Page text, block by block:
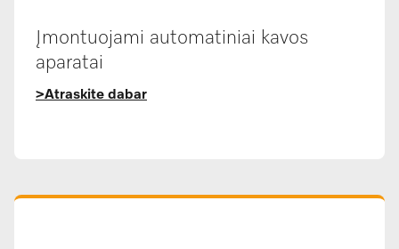
Įmontuojami automatiniai kavos
aparatai
>Atraskite dabar